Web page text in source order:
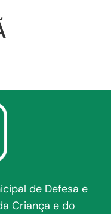
de Defesa e
Criança e do